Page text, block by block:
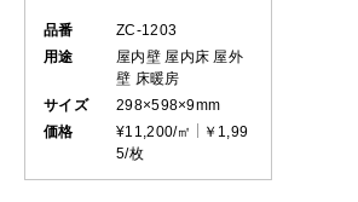
品番
ZC-1203
用途
屋内壁 屋内床 屋外
壁 床暖房
サイズ
298×598×9mm
価格
¥11,200/㎡
￥1,99
5/枚